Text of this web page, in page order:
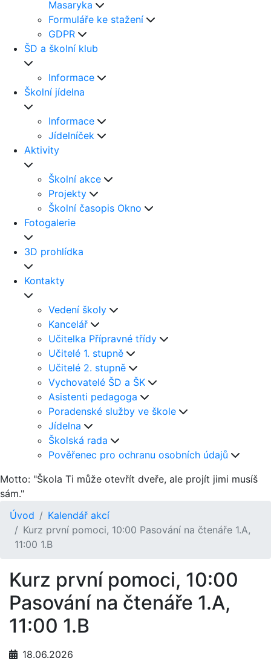
Masaryka
Formuláře ke stažení
GDPR
ŠD a školní klub
Informace
Školní jídelna
Informace
Jídelníček
Aktivity
Školní akce
Projekty
Školní časopis Okno
Fotogalerie
3D prohlídka
Kontakty
Vedení školy
Kancelář
Učitelka Přípravné třídy
Učitelé 1. stupně
Učitelé 2. stupně
Vychovatelé ŠD a ŠK
Asistenti pedagoga
Poradenské služby ve škole
Jídelna
Školská rada
Pověřenec pro ochranu osobních údajů
Motto: "Škola Ti může otevřít dveře, ale projít jimi musíš
sám."
Úvod
Kalendář akcí
Kurz první pomoci, 10:00 Pasování na čtenáře 1.A,
11:00 1.B
Kurz první pomoci, 10:00
Pasování na čtenáře 1.A,
11:00 1.B
18.06.2026